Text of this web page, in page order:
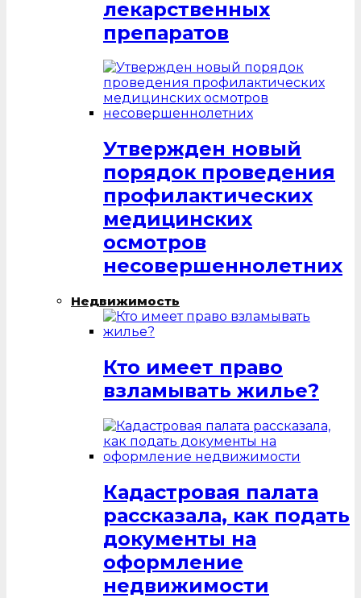
лекарственных
препаратов
Утвержден новый
порядок проведения
профилактических
медицинских
осмотров
несовершеннолетних
Недвижимость
Кто имеет право
взламывать жилье?
Кадастровая палата
рассказала, как подать
документы на
оформление
недвижимости